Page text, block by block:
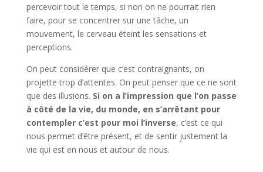
percevoir tout le temps, si non on ne pourrait rien
faire, pour se concentrer sur une tâche, un
mouvement, le cerveau éteint les sensations et
perceptions.
On peut considérer que c’est contraignants, on
projette trop d’attentes. On peut penser que ce ne sont
que des illusions. Si on a l’impression que l’on passe
à côté de la vie, du monde, en s’arrêtant pour
contempler c’est pour moi l’inverse, c’est ce qui
nous permet d’être présent, et de sentir justement la
vie qui est en nous et autour de nous.